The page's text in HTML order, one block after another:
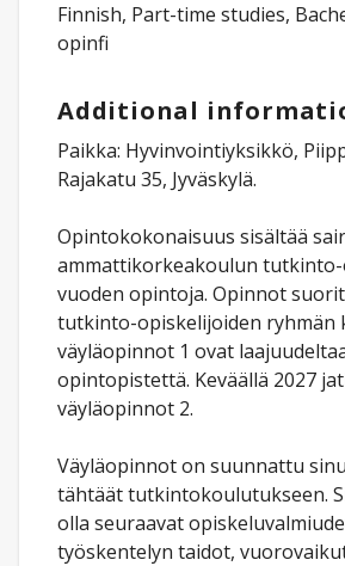
Finnish, Part-time studies,
opinfi
Additional
Paikka: Hyvinvointiyksikkö,
Rajakatu 35, Jyväskylä.
Opintokokonaisuus sisältää
ammattikorkeakoulun tutkinto-
vuoden opintoja. Opinnot
tutkinto-opiskelijoiden ryhmän
väyläopinnot 1 ovat
opintopistettä. Keväällä 2027
väyläopinnot 2.
Väyläopinnot on suunnattu
tähtäät tutkintokoulutukseen.
olla seuraavat
työskentelyn taidot,